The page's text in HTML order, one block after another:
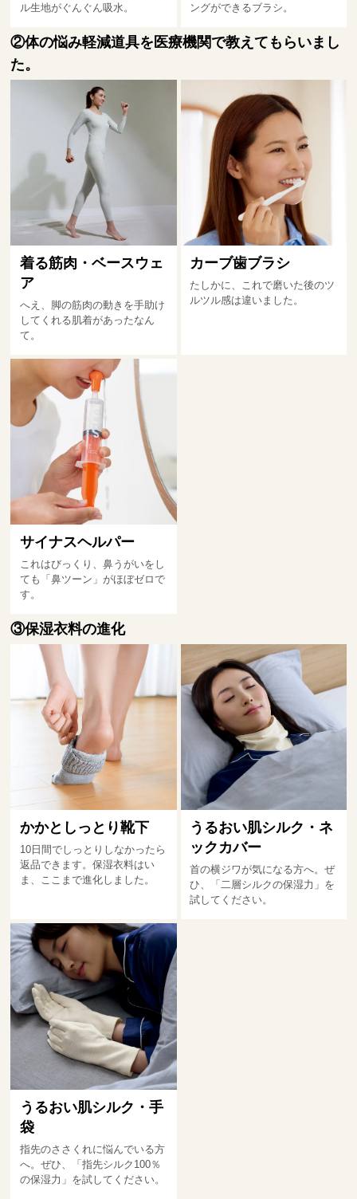
ル生地がぐんぐん吸水。
ングができるブラシ。
②体の悩み軽減道具を医療機関で教えてもらいまし
た。
着る筋肉・ベースウェ
ア
へえ、脚の筋肉の動きを手助け
してくれる肌着があったなん
て。
カーブ歯ブラシ
たしかに、これで磨いた後のツ
ルツル感は違いました。
サイナスヘルパー
これはびっくり、鼻うがいをし
ても「鼻ツーン」がほぼゼロで
す。
③保湿衣料の進化
かかとしっとり靴下
10日間でしっとりしなかったら
返品できます。保湿衣料はい
ま、ここまで進化しました。
うるおい肌シルク・ネ
ックカバー
首の横ジワが気になる方へ。ぜ
ひ、「二層シルクの保湿力」を
試してください。
うるおい肌シルク・手
袋
指先のささくれに悩んでいる方
へ。ぜひ、「指先シルク100％
の保湿力」を試してください。